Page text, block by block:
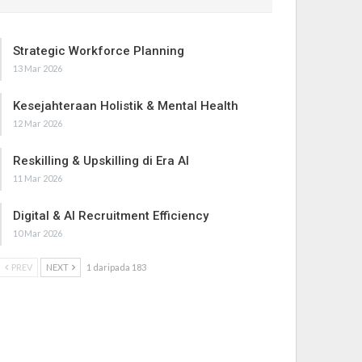
Strategic Workforce Planning
13 Mar 2026
Kesejahteraan Holistik & Mental Health
12 Mar 2026
Reskilling & Upskilling di Era AI
11 Mar 2026
Digital & AI Recruitment Efficiency
10 Mar 2026
PREV NEXT 1 daripada 183